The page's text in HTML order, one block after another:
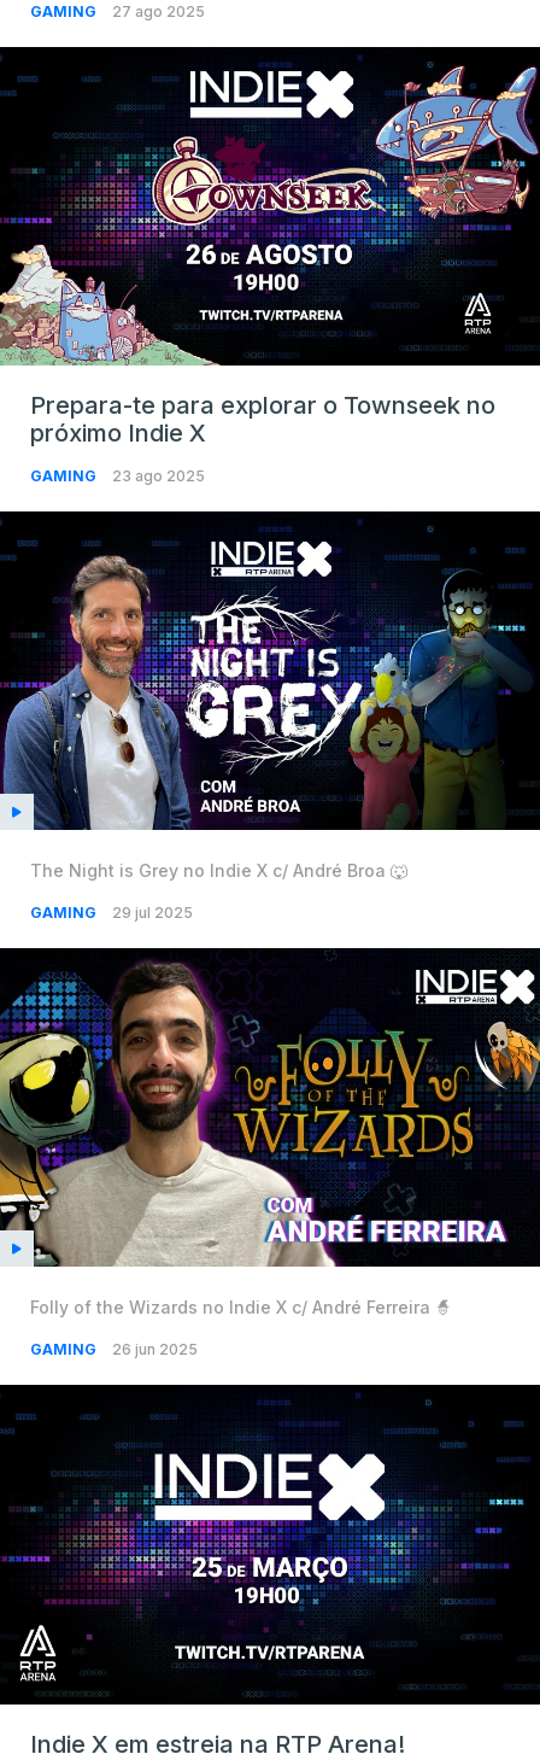
GAMING 27 ago 2025
Prepara-te para explorar o Townseek no
próximo Indie X
GAMING 23 ago 2025
The Night is Grey no Indie X c/ André Broa 🐺
GAMING 29 jul 2025
Folly of the Wizards no Indie X c/ André Ferreira 🧙
GAMING 26 jun 2025
Indie X em estreia na RTP Arena!